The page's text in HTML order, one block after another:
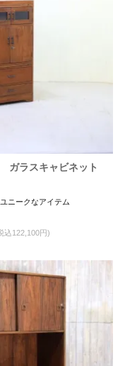
ガラスキャビネット
ニークなアイテム
込122,100円)